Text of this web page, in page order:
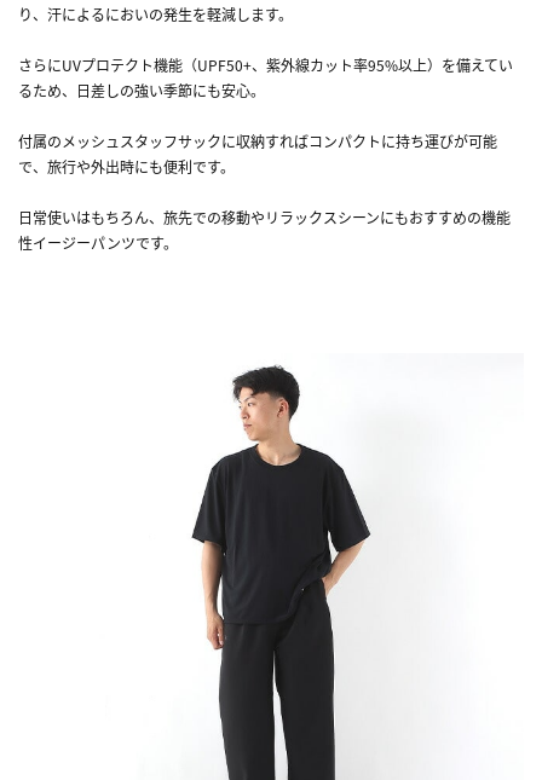
り、汗によるにおいの発生を軽減します。
さらにUVプロテクト機能（UPF50+、紫外線カット率95%以上）を備えてい
るため、日差しの強い季節にも安心。
付属のメッシュスタッフサックに収納すればコンパクトに持ち運びが可能
で、旅行や外出時にも便利です。
日常使いはもちろん、旅先での移動やリラックスシーンにもおすすめの機能
性イージーパンツです。